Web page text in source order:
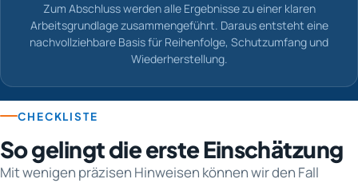
Zum Abschluss werden alle Ergebnisse zu einer klaren
Arbeitsgrundlage zusammengeführt. Daraus entsteht eine
nachvollziehbare Basis für Reihenfolge, Schutzumfang und
Wiederherstellung.
CHECKLISTE
So gelingt die erste Einschätzung
Mit wenigen präzisen Hinweisen können wir den Fall